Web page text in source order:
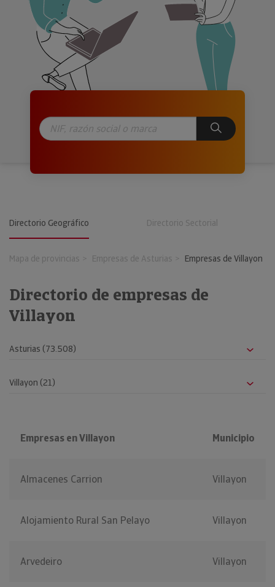
Directorio Geográfico Directorio Sectorial
Mapa de provincias Empresas de Asturias Empresas de Villayon
Directorio de empresas de
Villayon
Empresas en Villayon Municipio
Almacenes Carrion Villayon
Alojamiento Rural San Pelayo Villayon
Arvedeiro Villayon